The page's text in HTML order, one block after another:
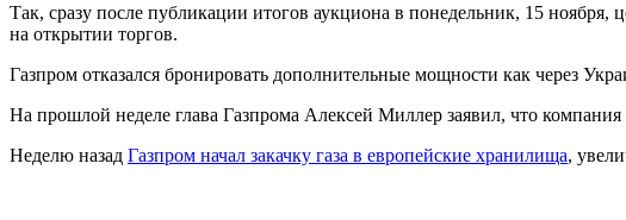
Так, сразу после публикации итогов аукциона в понедельник, 15
на открытии торгов.
Газпром отказался бронировать дополнительные мощности как через
На прошлой неделе глава Газпрома Алексей Миллер заявил, что компания
Неделю назад Газпром начал закачку газа в европейские хранилища,